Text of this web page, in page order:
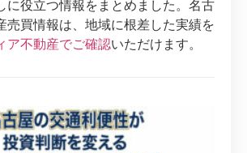
に役立つ情報をまとめました。名古
売買情報は、地域に根差した実績を
ア不動産でご確認いただけます。